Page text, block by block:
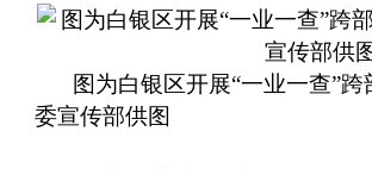
图为白银区开展“一业一查”
委宣传部供图